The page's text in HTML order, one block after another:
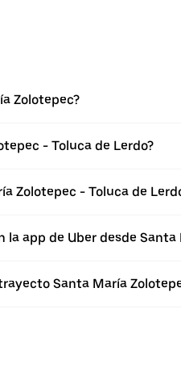
Zolotepec?
- Toluca de Lerdo?
Zolotepec - Toluca de
app de Uber desde Santa
Santa María